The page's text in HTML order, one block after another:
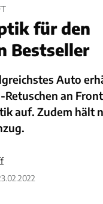
für den
Bestseller
Auto
Retuschen an
auf. Zudem hält